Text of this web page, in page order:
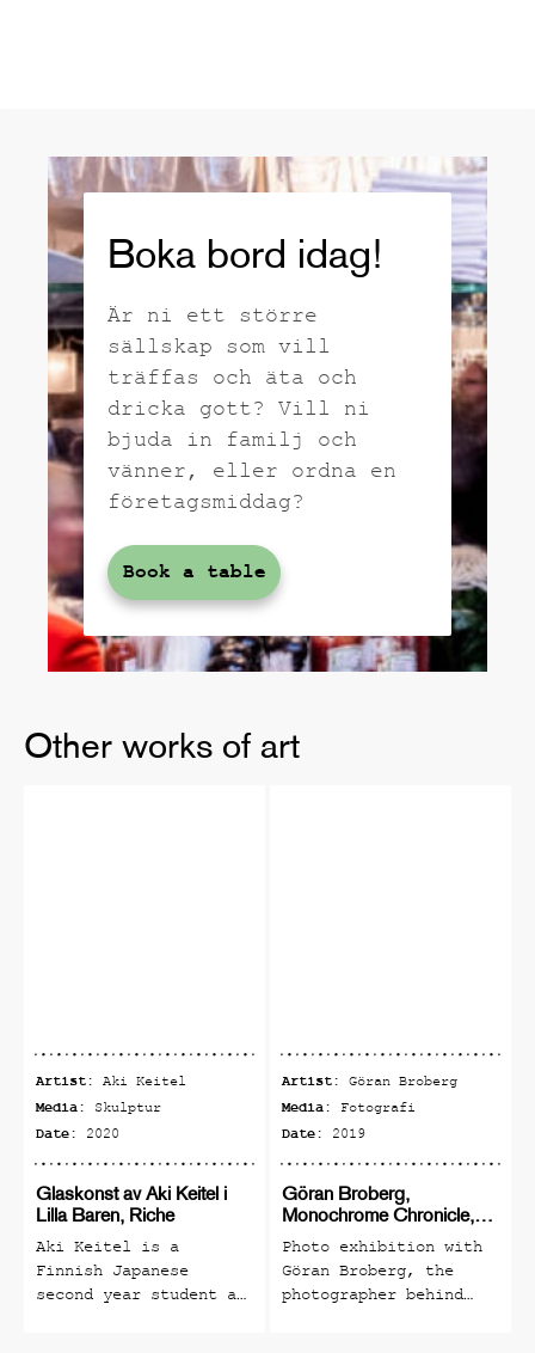
Boka bord idag!
Är ni ett större
sällskap som vill
träffas och äta och
dricka gott? Vill ni
bjuda in familj och
vänner, eller ordna en
företagsmiddag?
Book a table
Other works of art
Artist: Aki Keitel
Media: Skulptur
Date: 2020
Glaskonst av Aki Keitel i
Lilla Baren, Riche
Aki Keitel is a
Finnish Japanese
second year student at
Artist: Göran Broberg
Media: Fotografi
Date: 2019
Göran Broberg,
Monochrome Chronicle,
fotoutställning
Photo exhibition with
Göran Broberg, the
photographer behind